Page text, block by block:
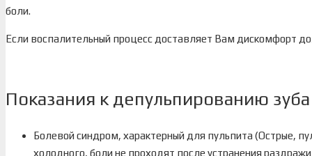
боли.
Если воспалительный процесс доставляет Вам дискомфорт
Показания к депульпированию зуба
Болевой синдром, характерный для пульпита (Острые,
холодного, боли не проходят после устранения